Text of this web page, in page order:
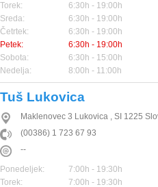
Torek:
6:30h - 19:00h
Sreda:
6:30h - 19:00h
Četrtek:
6:30h - 19:00h
Petek:
6:30h - 19:00h
Sobota:
6:30h - 15:00h
Nedelja:
8:00h - 11:00h
Tuš Lukovica
Maklenovec 3 Lukovica , SI 1225
(00386) 1 723 67 93
--
Ponedeljek:
7:00h - 19:30h
Torek:
7:00h - 19:30h